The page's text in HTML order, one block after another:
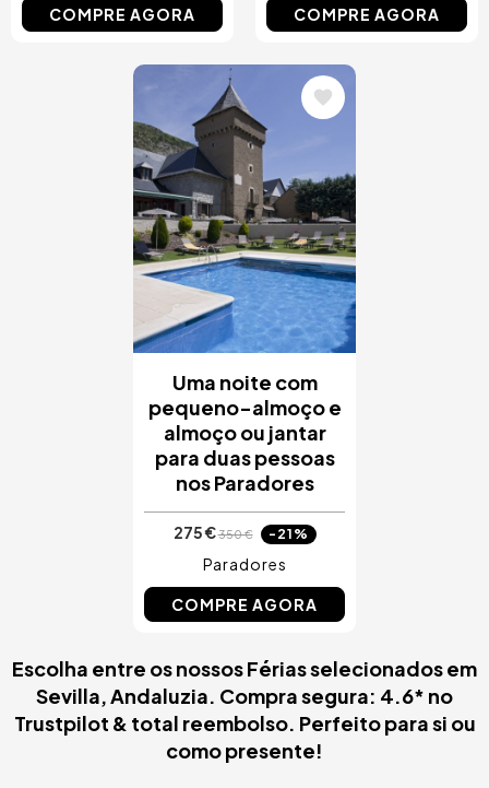
COMPRE AGORA COMPRE AGORA
Imagem
Uma noite com
pequeno-almoço e
almoço ou jantar
para duas pessoas
nos Paradores
275 €350 € -21%
Paradores
COMPRE AGORA
Escolha entre os nossos Férias selecionados em
Sevilla, Andaluzia. Compra segura: 4.6* no
Trustpilot & total reembolso. Perfeito para si ou
como presente!